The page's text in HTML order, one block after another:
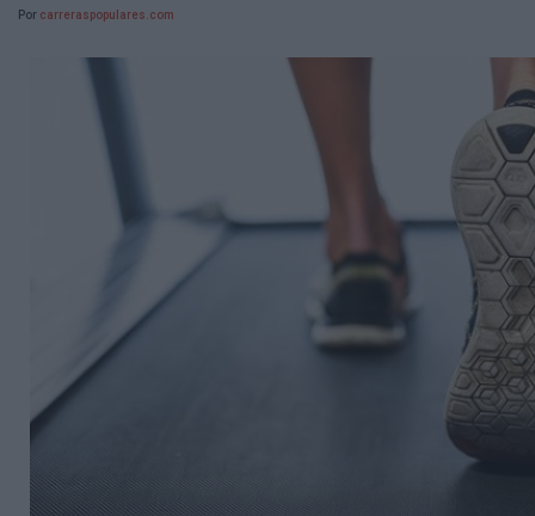
Por carreraspopulares.com